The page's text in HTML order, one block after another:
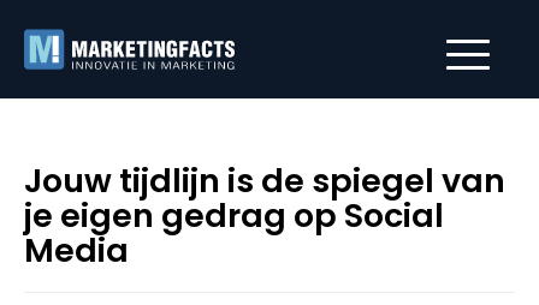
Jouw tijdlijn is de spiegel van
je eigen gedrag op Social
Media